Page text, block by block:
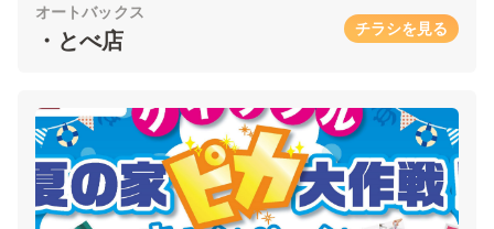
オートバックス
・とべ店 チラシを見る